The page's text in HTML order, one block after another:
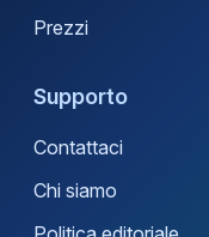
Prezzi
Supporto
Contattaci
Chi siamo